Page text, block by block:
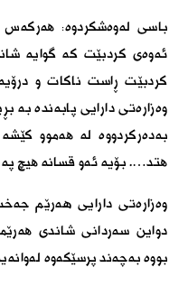
باسی لەوەشکردوە:
ئەوەی کردبێت کە گوایە
کردبێت ڕاست ناکات و
وەزارەتی دارایی پابەندە بە
بەدەرکردووە لە ھەموو
ھتد…. بۆیە ئەو قسانە ھیچ
وەزارەتی دارایی هەرێم
دواین سەردانی شاندی
بووە بەچەند پرسێکەوە